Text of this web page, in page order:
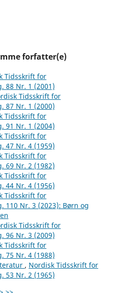
forfatter(e)
Tidsskrift for
88 Nr. 1 (2001)
Tidsskrift for
87 Nr. 1 (2000)
Tidsskrift for
91 Nr. 1 (2004)
Tidsskrift for
47 Nr. 4 (1959)
Tidsskrift for
69 Nr. 2 (1982)
Tidsskrift for
44 Nr. 4 (1956)
Tidsskrift for
110 Nr. 3 (2023): Børn og
Tidsskrift for
96 Nr. 3 (2009)
Tidsskrift for
75 Nr. 4 (1988)
, Nordisk Tidsskrift for
53 Nr. 2 (1965)